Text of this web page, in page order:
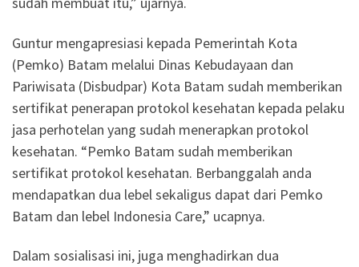
Guntur mengapresiasi kepada Pemerintah Kota
(Pemko) Batam melalui Dinas Kebudayaan dan
Pariwisata (Disbudpar) Kota Batam sudah memberikan
sertifikat penerapan protokol kesehatan kepada pelaku
jasa perhotelan yang sudah menerapkan protokol
kesehatan. “Pemko Batam sudah memberikan
sertifikat protokol kesehatan. Berbanggalah anda
mendapatkan dua lebel sekaligus dapat dari Pemko
Batam dan lebel Indonesia Care,” ucapnya.
Dalam sosialisasi ini, juga menghadirkan dua